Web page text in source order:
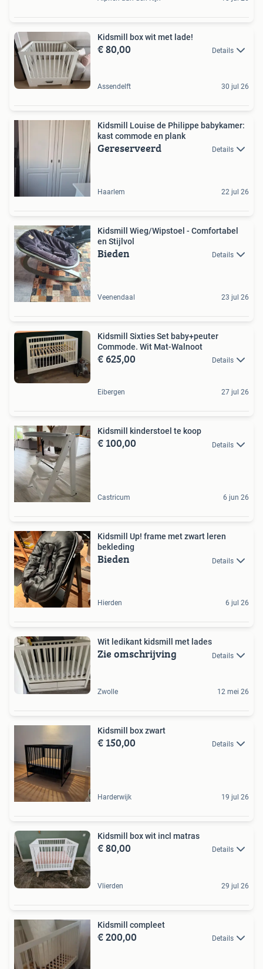
Kidsmill box wit met lade!
€ 80,00 Details
Assendelft 30 jul 26
Kidsmill Louise de Philippe babykamer:
kast commode en plank
Gereserveerd Details
Haarlem 22 jul 26
Kidsmill Wieg/Wipstoel - Comfortabel
en Stijlvol
Bieden Details
Veenendaal 23 jul 26
Kidsmill Sixties Set baby+peuter
Commode. Wit Mat-Walnoot
€ 625,00 Details
Eibergen 27 jul 26
Kidsmill kinderstoel te koop
€ 100,00 Details
Castricum 6 jun 26
Kidsmill Up! frame met zwart leren
bekleding
Bieden Details
Hierden 6 jul 26
Wit ledikant kidsmill met lades
Zie omschrijving Details
Zwolle 12 mei 26
Kidsmill box zwart
€ 150,00 Details
Harderwijk 19 jul 26
Kidsmill box wit incl matras
€ 80,00 Details
Vlierden 29 jul 26
Kidsmill compleet
€ 200,00 Details